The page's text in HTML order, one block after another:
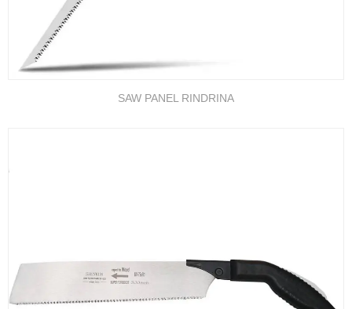
SAW PANEL RINDRINA